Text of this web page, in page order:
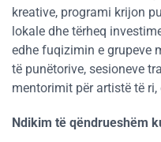
kreative, programi krijon
lokale dhe tërheq
edhe fuqizimin e grupeve
të punëtorive, sesioneve
mentorimit për artistë të
Ndikim të qëndrueshëm